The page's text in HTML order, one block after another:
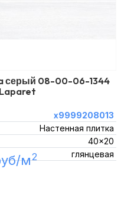
серый 08-00-06-1344
х9999208013
Настенная плитка
40x20
глянцевая
м2